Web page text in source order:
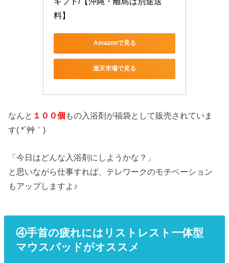
料】
Amazonで見る
楽天市場で見る
なんと １００個 もの入浴剤が福袋として販売されていま
す( *´艸｀)
「今日はどんな入浴剤にしようかな？」
と思いながら仕事すれば、テレワークのモチベーション
もアップしますよ♪
④手首の疲れにはリストレスト一体型
マウスパッドがオススメ